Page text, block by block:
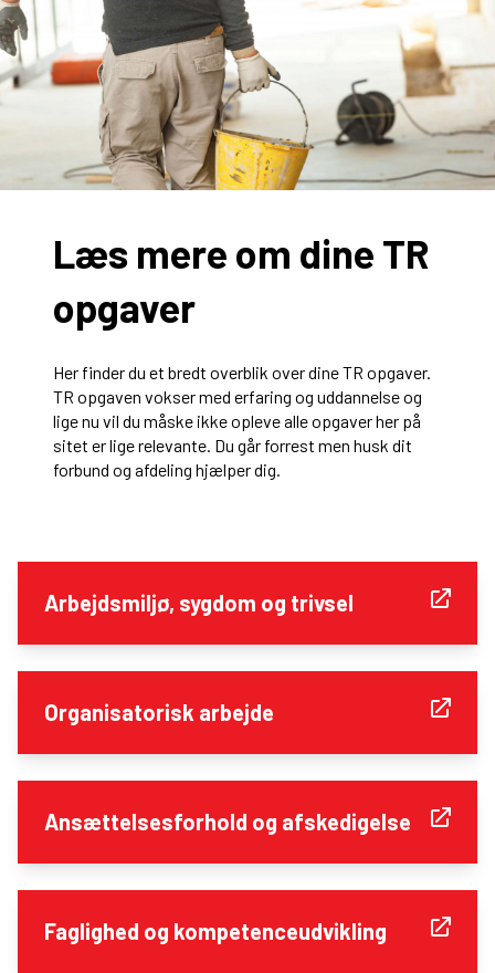
Læs mere om dine TR
opgaver
Her finder du et bredt overblik over dine TR opgaver.
TR opgaven vokser med erfaring og uddannelse og
lige nu vil du måske ikke opleve alle opgaver her på
sitet er lige relevante. Du går forrest men husk dit
forbund og afdeling hjælper dig.
Arbejdsmiljø, sygdom og trivsel
Organisatorisk arbejde
Ansættelsesforhold og afskedigelse
Faglighed og kompetenceudvikling